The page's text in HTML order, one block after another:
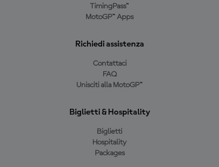
TimingPass™
MotoGP™ Apps
Richiedi assistenza
Contattaci
FAQ
Unisciti alla MotoGP™
Biglietti & Hospitality
Biglietti
Hospitality
Packages